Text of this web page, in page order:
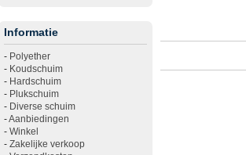
Informatie
- Polyether
- Koudschuim
- Hardschuim
- Plukschuim
- Diverse schuim
-Aanbiedingen
- Winkel
- Zakelijke verkoop